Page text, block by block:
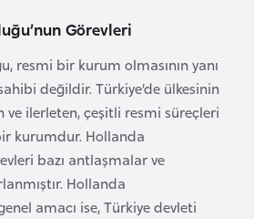
Görevleri
resmi bir kurum olmasının yanı
değildir. Türkiye’de ülkesinin
ilerleten, çeşitli resmi süreçleri
kurumdur. Hollanda
bazı antlaşmalar ve
Hollanda
amacı ise, Türkiye devleti